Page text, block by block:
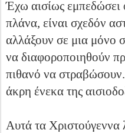
Έχω αισίως εμπεδώσει
πλάνα, είναι σχεδόν
αλλάξουν σε μια μόνο
να διαφοροποιηθούν
πιθανό να
άκρη ένεκα της
Αυτά τα Χριστούγεννα